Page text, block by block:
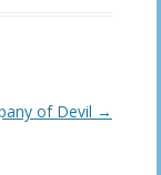
of Devil →